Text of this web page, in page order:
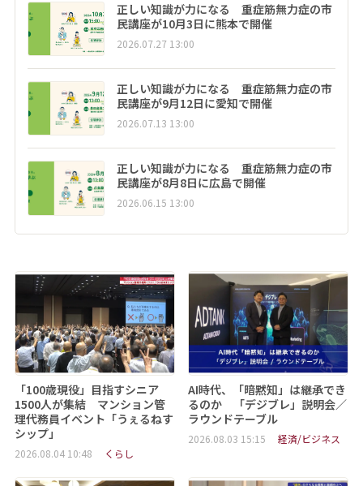
正しい知識が力になる 重症筋無力症の市
民講座が10月3日に熊本で開催
2026.07.27 13:00
正しい知識が力になる 重症筋無力症の市
民講座が9月12日に愛知で開催
2026.07.13 13:00
正しい知識が力になる 重症筋無力症の市
民講座が8月8日に広島で開催
2026.06.15 13:00
「100歳現役」目指すシニア
1500人が集結 マンション管
理代務員イベント「うぇるねす
シップ」
2026.08.04 10:48 くらし
AI時代、「暗黙知」は継承でき
るのか 「デジブレ」説明会／
ラウンドテーブル
2026.08.03 15:15 経済/ビジネス